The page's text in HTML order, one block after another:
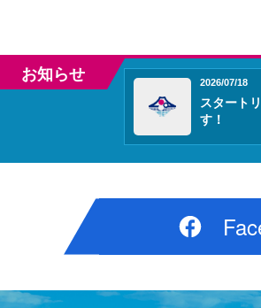
お知らせ 2026/07/18
スタート
す！